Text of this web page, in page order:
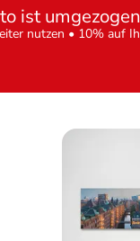
ist umgezogen
nutzen • 10% auf